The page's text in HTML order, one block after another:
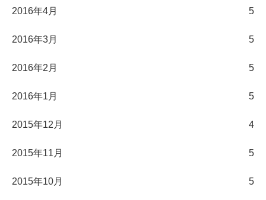
2016年4月 5
2016年3月 5
2016年2月 5
2016年1月 5
2015年12月 4
2015年11月 5
2015年10月 5